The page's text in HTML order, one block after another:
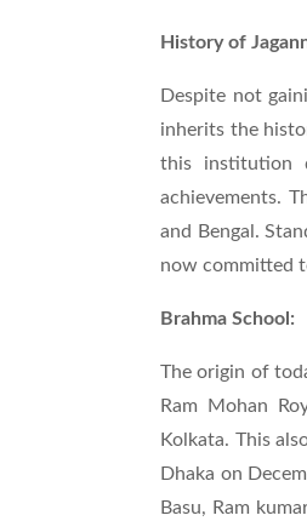
History of
Despite not
inherits the
this institution
achievements.
and Bengal.
now committed
Brahma School:
The origin of
Ram Mohan
Kolkata. This
Dhaka on
Basu, Ram